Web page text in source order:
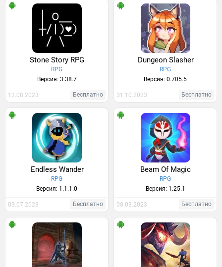
Stone Story RPG
RPG
Версия: 3.38.7
12.08.2023 Бесплатно
Dungeon Slasher
RPG
Версия: 0.705.5
31.10.2023 Бесплатно
Endless Wander
RPG
Версия: 1.1.1.0
03.07.2023 Бесплатно
Beam Of Magic
RPG
Версия: 1.25.1
08.03.2023 Бесплатно